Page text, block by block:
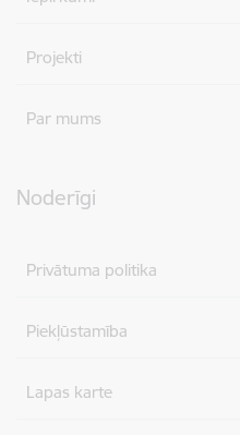
Projekti
Par mums
Noderīgi
Privātuma politika
Piekļūstamība
Lapas karte